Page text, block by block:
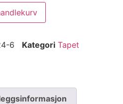
6 Kategori Tapet